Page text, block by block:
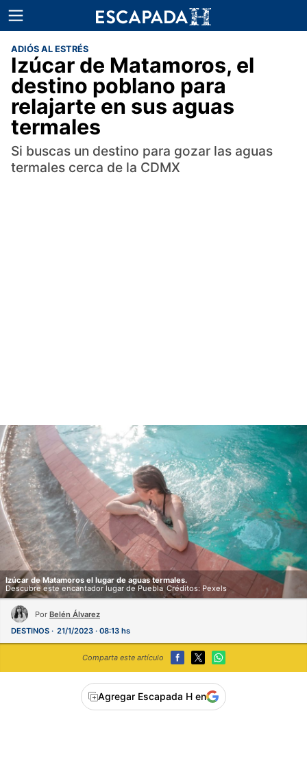
ADIÓS AL ESTRÉS
Izúcar de Matamoros, el
destino poblano para
relajarte en sus aguas
termales
Si buscas un destino para gozar las aguas
termales cerca de la CDMX
Izúcar de Matamoros el lugar de aguas termales.
Descubre este encantador lugar de Puebla Créditos: Pexels
Por Belén Álvarez
DESTINOS
21/1/2023 · 08:13 hs
Comparta este artículo
Agregar Escapada H en